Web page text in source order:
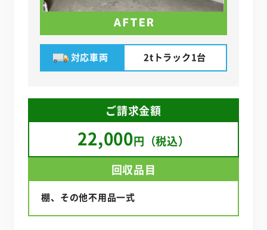
対応車両 2tトラック1台
ご請求金額
22,000円（税込）
回収品目
棚、その他不用品一式